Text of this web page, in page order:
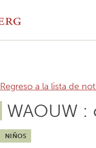
Regreso a la lista de
WAOUW :
NIÑOS